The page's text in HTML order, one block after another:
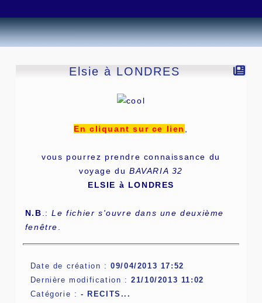
Elsie à LONDRES
En cliquant sur ce lien ,
vous pourrez prendre connaissance du
voyage du BAVARIA 32
ELSIE à LONDRES
N.B.:Le fichier s'ouvre dans une deuxième
fenêtre.
Date de création :09/04/2013 17:52
Dernière modification :21/10/2013 11:02
Catégorie : - RECITS...